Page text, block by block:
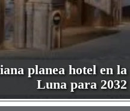
planea hotel en la
Luna para 2032